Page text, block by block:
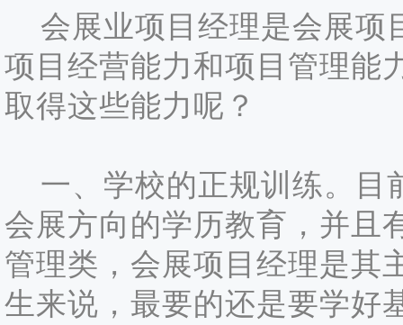
会展业项目经理是会展项
项目经营能力和项目管理能
取得这些能力呢？
一、学校的正规训练。目
会展方向的学历教育，并且
管理类，会展项目经理是其
生来说，最要的还是要学好